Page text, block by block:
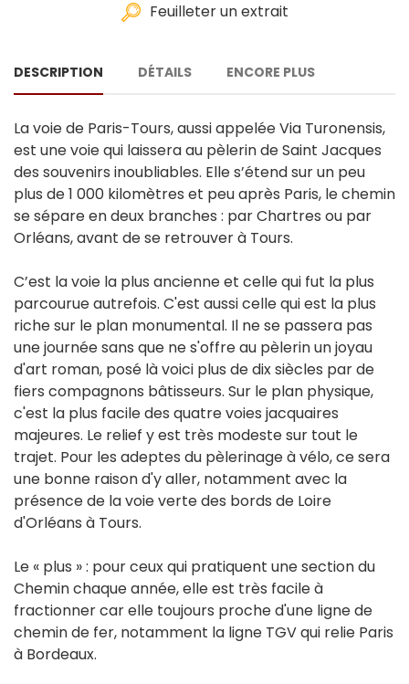
Feuilleter un extrait
DESCRIPTION DÉTAILS ENCORE PLUS
La voie de Paris-Tours, aussi appelée Via Turonensis,
est une voie qui laissera au pèlerin de Saint Jacques
des souvenirs inoubliables. Elle s’étend sur un peu
plus de 1 000 kilomètres et peu après Paris, le chemin
se sépare en deux branches : par Chartres ou par
Orléans, avant de se retrouver à Tours.
C’est la voie la plus ancienne et celle qui fut la plus
parcourue autrefois. C'est aussi celle qui est la plus
riche sur le plan monumental. Il ne se passera pas
une journée sans que ne s'offre au pèlerin un joyau
d'art roman, posé là voici plus de dix siècles par de
fiers compagnons bâtisseurs. Sur le plan physique,
c'est la plus facile des quatre voies jacquaires
majeures. Le relief y est très modeste sur tout le
trajet. Pour les adeptes du pèlerinage à vélo, ce sera
une bonne raison d'y aller, notamment avec la
présence de la voie verte des bords de Loire
d'Orléans à Tours.
Le « plus » : pour ceux qui pratiquent une section du
Chemin chaque année, elle est très facile à
fractionner car elle toujours proche d'une ligne de
chemin de fer, notamment la ligne TGV qui relie Paris
à Bordeaux.